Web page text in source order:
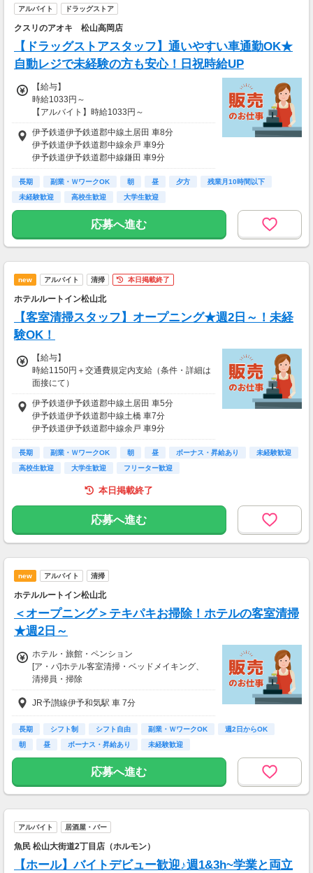
アルバイト ドラッグストア
クスリのアオキ 松山高岡店
【ドラッグストアスタッフ】通いやすい車通勤OK★
自動レジで未経験の方も安心！日祝時給UP
【給与】
時給1033円～
【アルバイト】時給1033円～
★日祝 時給100円UP★
8：00～17：00 時給1033円
17：00～22：00 時給1100円
【手当】
【給与支払】
月1回
【交通費】
別途一部支給
※当社規定に基づき支給
※駐車場完備
伊予鉄道伊予鉄道郡中線土居田 車8分
伊予鉄道伊予鉄道郡中線余戸 車9分
伊予鉄道伊予鉄道郡中線鎌田 車9分
ＪＲ四国予讃線(高松－宇和島)松山 車13分
伊予鉄道伊予鉄道高浜線西衣山 車14分
長期 副業・ＷワークOK 朝 昼 夕方
残業月10時間以下
未経験歓迎
高校生歓迎 大学生歓迎
応募へ進む
new アルバイト 清掃 本日掲載終了
ホテルルートイン松山北
【客室清掃スタッフ】オープニング★週2日～！未経
験OK！
【給与】
時給1150円＋交通費規定内支給（条件・詳細は
面接にて）
◇研修期間2ヶ月：条件変更なし
試用期間中 時給1150円(試用期間2ヶ月)
◇土・日・祝日手当…時給＋30円
【給与支払】
月1回
別途一部支給
伊予鉄道伊予鉄道郡中線土居田 車5分
伊予鉄道伊予鉄道郡中線土橋 車7分
伊予鉄道伊予鉄道郡中線余戸 車9分
ＪＲ四国予讃線(高松－宇和島)松山 車10分
伊予鉄道伊予鉄道大手町線松山駅前 車10分
長期 副業・ＷワークOK 朝 昼 ボーナス・昇給あり
未経験歓迎
高校生歓迎
大学生歓迎 フリーター歓迎
本日掲載終了
応募へ進む
new アルバイト 清掃
ホテルルートイン松山北
＜オープニング＞テキパキお掃除！ホテルの客室清掃
★週2日～
ホテル・旅館・ペンション
[ア・パ]ホテル客室清掃・ベッドメイキング、
清掃員・掃除
[ア・パ]時給1,150円～
試用期間中 時給1150円(試用期間2ヶ月)
◇土・日・祝日手当…時給＋30円
＊条件・詳細は面接にて
JR予讃線伊予和気駅 車 7分
長期 シフト制 シフト自由 副業・ＷワークOK
週2日からOK
朝
昼 ボーナス・昇給あり 未経験歓迎
応募へ進む
アルバイト 居酒屋・バー
魚民 松山大街道2丁目店（ホルモン）
【ホール】バイトデビュー歓迎♪週1&3h~学業と両立